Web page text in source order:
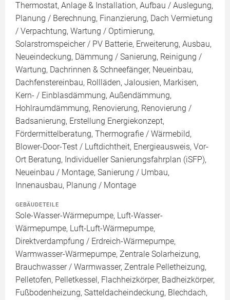
Thermostat, Anlage & Installation, Aufbau / Auslegung,
Planung / Berechnung, Finanzierung, Dach Vermietung
/ Verpachtung, Wartung / Optimierung,
Solarstromspeicher / PV Batterie, Erweiterung, Ausbau,
Neueindeckung, Dämmung / Sanierung, Reinigung /
Wartung, Dachrinnen & Schneefänger, Neueinbau,
Dachfenstereinbau, Rollläden, Jalousien, Markisen,
Kern- / Einblasdämmung, Außendämmung,
Hohlraumdämmung, Renovierung, Renovierung /
Badsanierung, Erstellung Energiekonzept,
Fördermittelberatung, Thermografie / Wärmebild,
Blower-Door-Test / Luftdichtheit, Energieausweis, Vor-
Ort Beratung, Individueller Sanierungsfahrplan (iSFP),
Neueinbau / Montage, Sanierung / Umbau,
Innenausbau, Planung / Montage
GEBÄUDETEILE
Sole-Wasser-Wärmepumpe, Luft-Wasser-
Wärmepumpe, Luft-Luft-Wärmepumpe,
Direktverdampfung / Erdreich-Wärmepumpe,
Warmwasser-Wärmepumpe, Zentrale Solarheizung,
Brauchwasser / Warmwasser, Zentrale Pelletheizung,
Pelletofen, Pelletkessel, Flachheizkörper, Badheizkörper,
Fußbodenheizung, Satteldacheindeckung, Blechdach,